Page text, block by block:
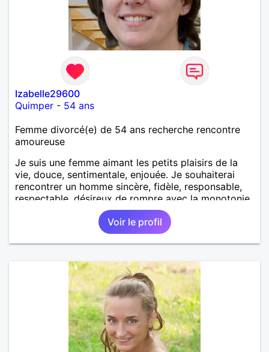
Izabelle29600
Quimper - 54 ans
Femme divorcé(e) de 54 ans recherche rencontre
amoureuse
Je suis une femme aimant les petits plaisirs de la
vie, douce, sentimentale, enjouée. Je souhaiterai
rencontrer un homme sincère, fidèle, responsable,
respectable, désireux de rompre avec la monotonie
du célibat et voir la vie autrement.
Voir le profil